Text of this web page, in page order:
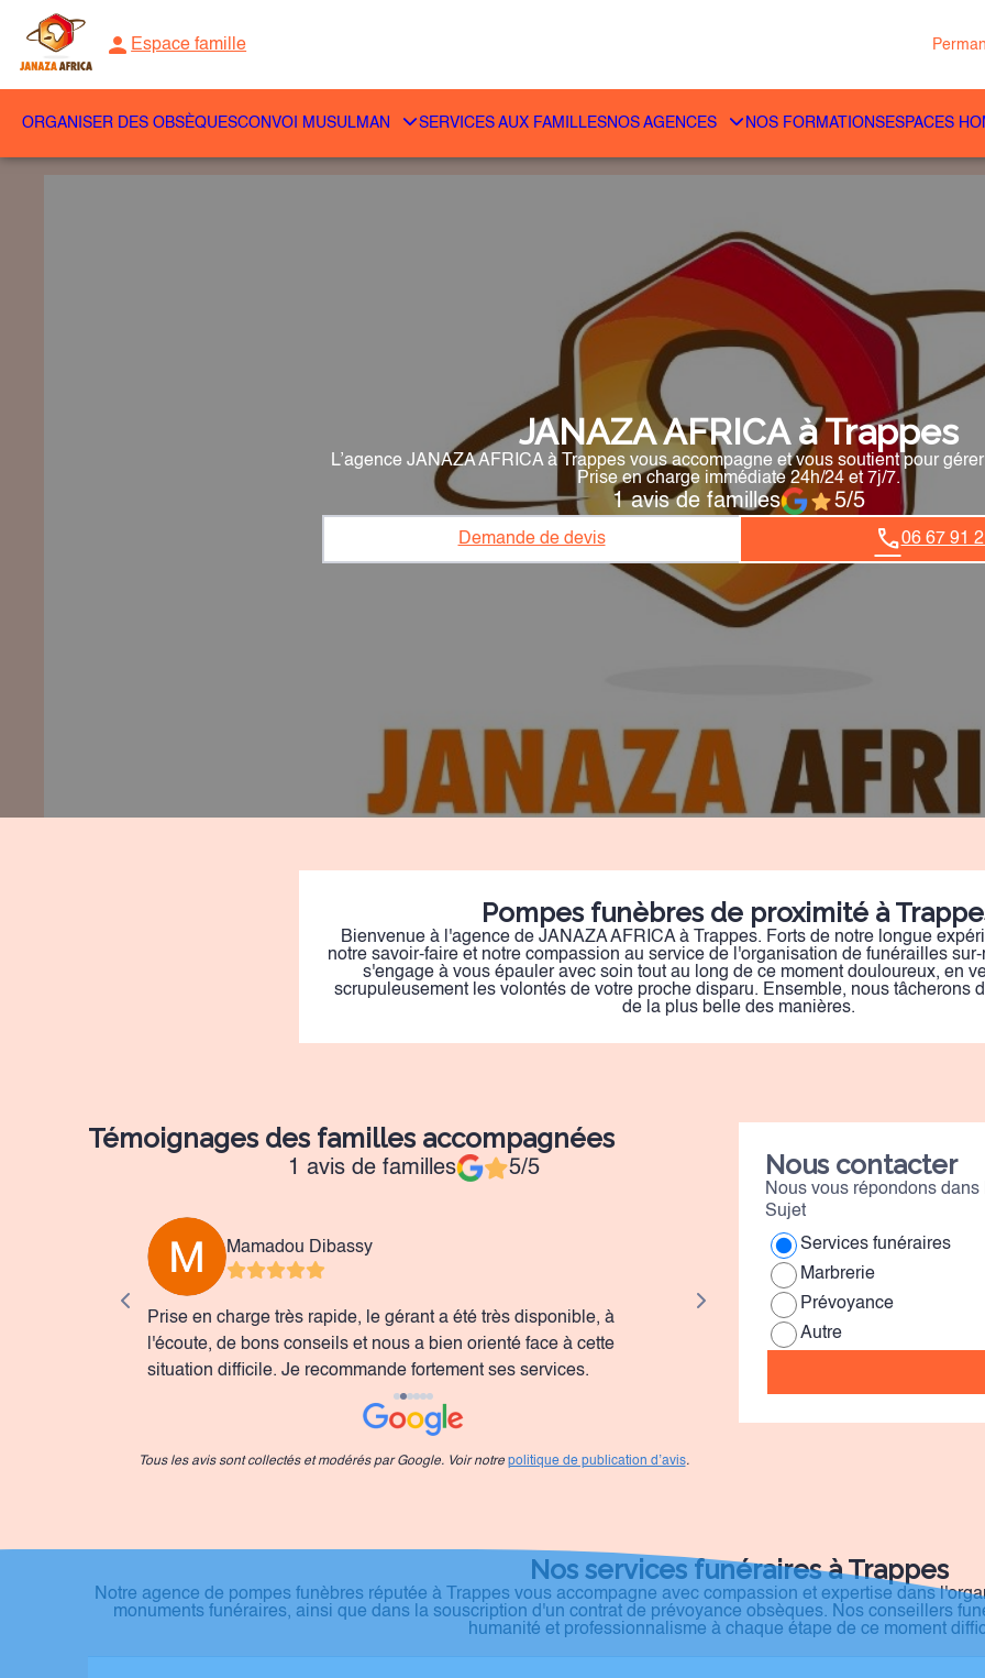
Espace famille
ORGANISER DES OBSÈQUESCONVOI MUSULMAN SERVICES AUX FAMILLESNOS AGENCES NOS FORMATIONSESPACES
JANAZA AFRICA à Trappes
L’agence JANAZA AFRICA à Trappes vous accompagne et vous soutient pour
Prise en charge immédiate 24h/24 et 7j/7.
1 avis de familles 5/5
Demande de devis 06 67 91
Pompes funèbres de proximité à
Bienvenue à l'agence de JANAZA AFRICA à Trappes. Forts de notre longue
notre savoir-faire et notre compassion au service de l'organisation de funérailles
s'engage à vous épauler avec soin tout au long de ce moment douloureux, en
scrupuleusement les volontés de votre proche disparu. Ensemble, nous tâcherons
de la plus belle des manières.
Témoignages des familles accompagnées
1 avis de familles 5/5
Mamadou Dibassy
Prise en charge très rapide, le gérant a été très disponible, à
l'écoute, de bons conseils et nous a bien orienté face à cette
situation difficile. Je recommande fortement ses services.
Aminatou
Qu'Allah vous récompense pour
assistance dans ce moment, merci
Tous les avis sont collectés et modérés par Google. Voir notre politique de publication d’avis.
Nous contacter
Nous vous répondons
Sujet
Services funéraires
Marbrerie
Prévoyance
Autre
Nos services funéraires à Trappes
Notre agence de pompes funèbres réputée à Trappes vous accompagne avec compassion et expertise dans
monuments funéraires, ainsi que dans la souscription d'un contrat de prévoyance obsèques. Nos conseillers
humanité et professionnalisme à chaque étape de ce moment